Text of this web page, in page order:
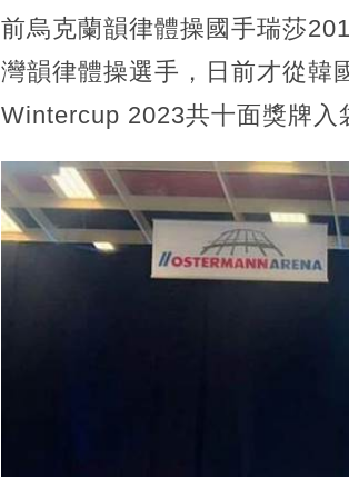
前烏克蘭韻律體操國手瑞莎
灣韻律體操選手，日前才從韓
Wintercup 2023共十面獎牌入